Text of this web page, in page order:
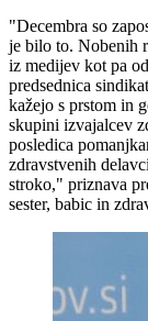
"Decembra so
je bilo to. Nobenih
iz medijev kot pa
predsednica
kažejo s prstom in
skupini izvajalcev
posledica
zdravstvenih
stroko," priznava
sester, babic in